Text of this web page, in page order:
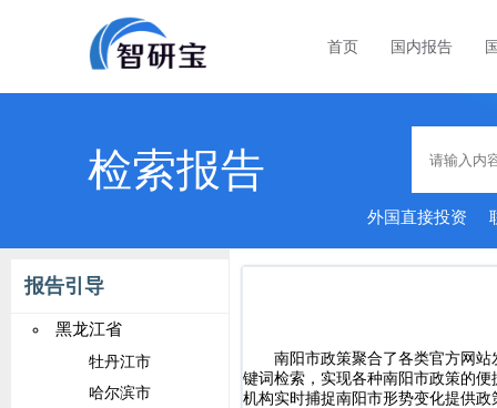
首页 国内报告
检索报告
外国直接投资
报告引导
黑龙江省
牡丹江市
哈尔滨市
南阳市政策聚合了各类官方网
键词检索，实现各种南阳市政策的
机构实时捕捉南阳市形势变化提供政